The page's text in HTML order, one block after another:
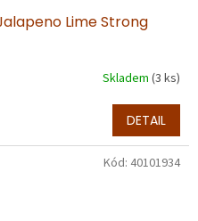
Lime Strong
Skladem (3 ks)
DETAIL
Kód: 40101934